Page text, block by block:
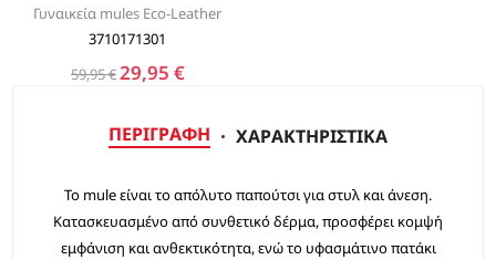
Γυναικεία mules Eco-Leather
3710171301
59,95 €29,95 €
ΠΕΡΙΓΡΑΦΉ ΧΑΡΑΚΤΗΡΙΣΤΙΚΆ
Το mule είναι το απόλυτο παπούτσι για στυλ και άνεση.
Κατασκευασμένο από συνθετικό δέρμα, προσφέρει κομψή
εμφάνιση και ανθεκτικότητα, ενώ το υφασμάτινο πατάκι